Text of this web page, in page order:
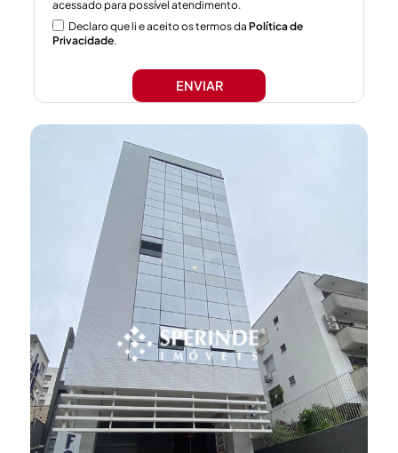
acessado para possível atendimento.
Declaro que li e aceito os termos da Política de
Privacidade.